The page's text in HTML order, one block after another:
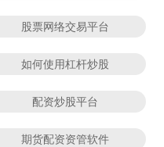
股票网络交易平台
如何使用杠杆炒股
配资炒股平台
期货配资资管软件